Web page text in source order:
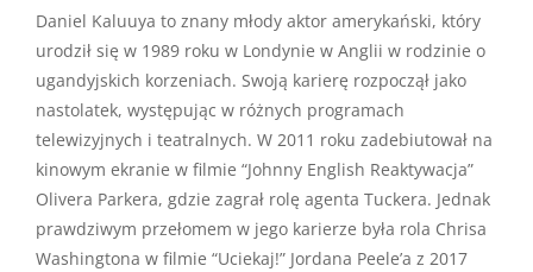
Daniel Kaluuya to znany młody aktor amerykański, który
urodził się w 1989 roku w Londynie w Anglii w rodzinie o
ugandyjskich korzeniach. Swoją karierę rozpoczął jako
nastolatek, występując w różnych programach
telewizyjnych i teatralnych. W 2011 roku zadebiutował na
kinowym ekranie w filmie “Johnny English Reaktywacja”
Olivera Parkera, gdzie zagrał rolę agenta Tuckera. Jednak
prawdziwym przełomem w jego karierze była rola Chrisa
Washingtona w filmie “Uciekaj!” Jordana Peele’a z 2017